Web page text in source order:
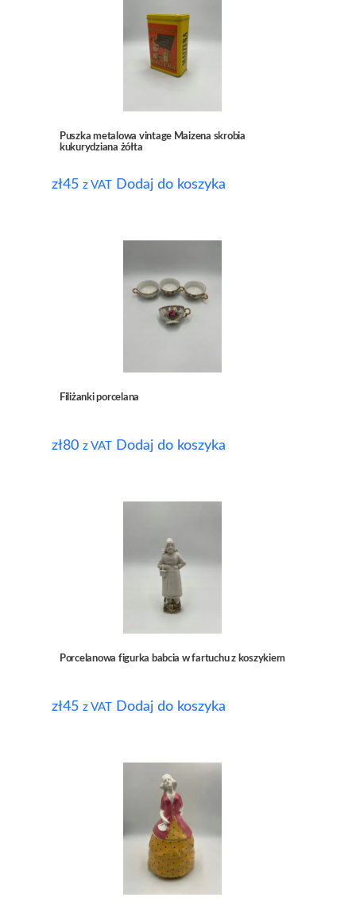
Puszka metalowa vintage Maizena skrobia
kukurydziana żółta
zł45 z VAT Dodaj do koszyka
Filiżanki porcelana
zł80 z VAT Dodaj do koszyka
Porcelanowa figurka babcia w fartuchu z koszykiem
zł45 z VAT Dodaj do koszyka